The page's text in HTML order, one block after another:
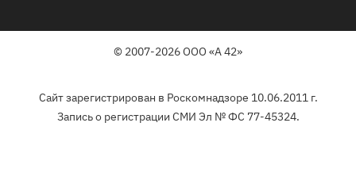
© 2007-2026 ООО «А 42»
Сайт зарегистрирован в Роскомнадзоре 10.06.2011 г.
Запись о регистрации СМИ Эл № ФС 77-45324.